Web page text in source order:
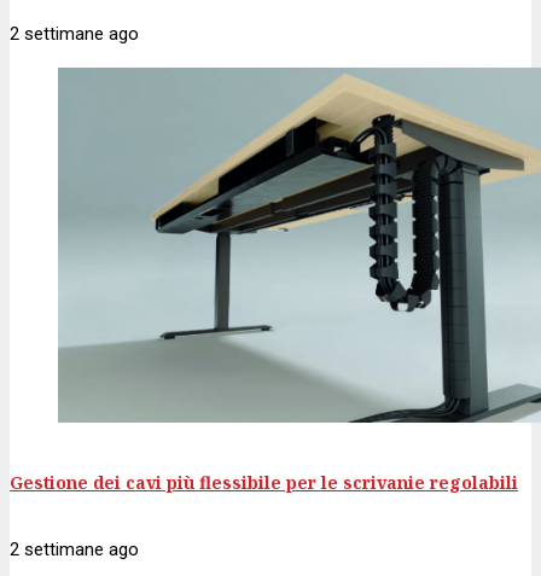
2 settimane ago
Gestione dei cavi più flessibile per le scrivanie regolabili
2 settimane ago